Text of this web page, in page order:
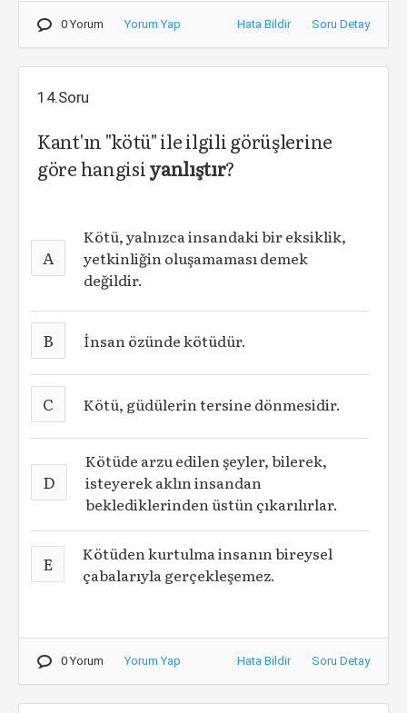
0 Yorum Yorum Yap Hata Bildir Soru Detay
14.Soru
Kant'ın "kötü" ile ilgili görüşlerine
göre hangisiyanlıştır?
A
Kötü, yalnızca insandaki bir eksiklik,
yetkinliğin oluşamaması demek
değildir.
B İnsan özünde kötüdür.
C Kötü, güdülerin tersine dönmesidir.
D
Kötüde arzu edilen şeyler, bilerek,
isteyerek aklın insandan
beklediklerinden üstün çıkarılırlar.
E
Kötüden kurtulma insanın bireysel
çabalarıyla gerçekleşemez.
0 Yorum Yorum Yap Hata Bildir Soru Detay